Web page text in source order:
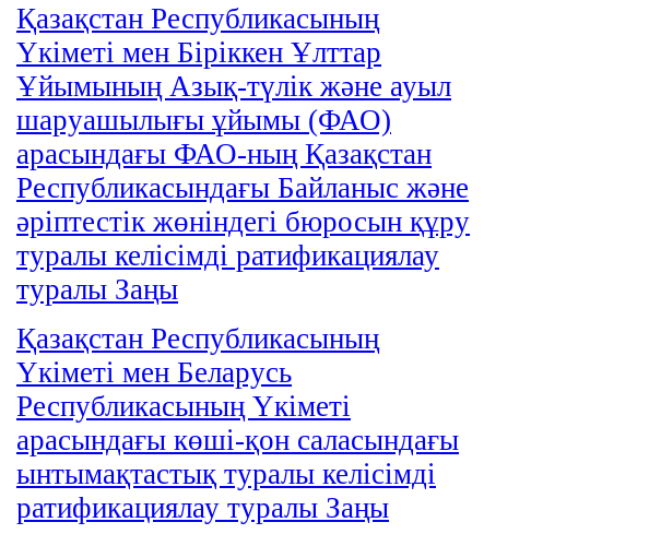
Қазақстан Республикасының
Үкіметі мен Біріккен Ұлттар
Ұйымының Азық-түлік және ауыл
шаруашылығы ұйымы (ФАО)
арасындағы ФАО-ның Қазақстан
Республикасындағы Байланыс және
әріптестік жөніндегі бюросын құру
туралы келісімді ратификациялау
туралы Заңы
Қазақстан Республикасының
Үкіметі мен Беларусь
Республикасының Үкіметі
арасындағы көші-қон саласындағы
ынтымақтастық туралы келісімді
ратификациялау туралы Заңы